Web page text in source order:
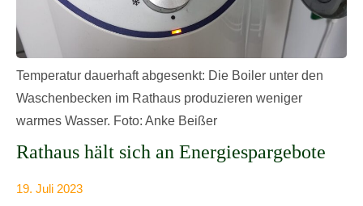
Temperatur dauerhaft abgesenkt: Die Boiler unter den
Waschenbecken im Rathaus produzieren weniger
warmes Wasser. Foto: Anke Beißer
Rathaus hält sich an Energiespargebote
19. Juli 2023